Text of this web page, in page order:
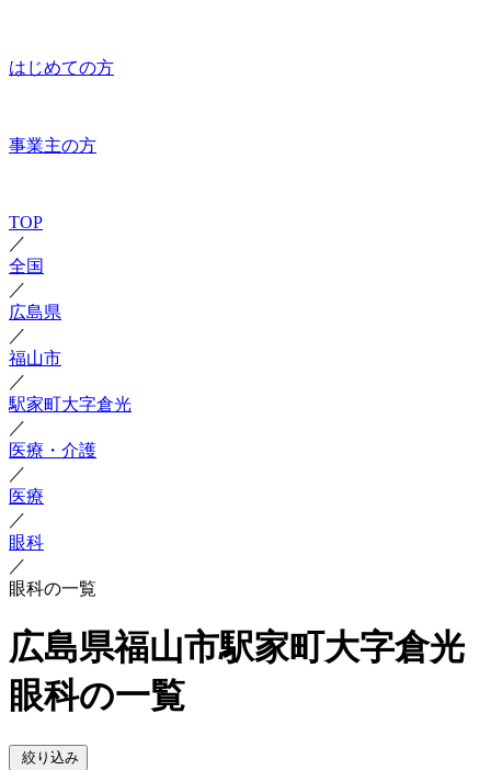
はじめての方
事業主の方
TOP
／
全国
／
広島県
／
福山市
／
駅家町大字倉光
／
医療・介護
／
医療
／
眼科
／
眼科の一覧
広島県福山市駅家町大字倉光
眼科の一覧
絞り込み